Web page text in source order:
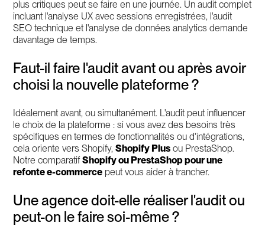
plus critiques peut se faire en une journée. Un audit complet
incluant l'analyse UX avec sessions enregistrées, l'audit
SEO technique et l'analyse de données analytics demande
davantage de temps.
Faut-il faire l'audit avant ou après avoir
choisi la nouvelle plateforme ?
Idéalement avant, ou simultanément. L'audit peut influencer
le choix de la plateforme : si vous avez des besoins très
spécifiques en termes de fonctionnalités ou d'intégrations,
cela oriente vers Shopify,Shopify Plus ou PrestaShop.
Notre comparatifShopify ou PrestaShop pour une
refonte e-commerce peut vous aider à trancher.
Une agence doit-elle réaliser l'audit ou
peut-on le faire soi-même ?